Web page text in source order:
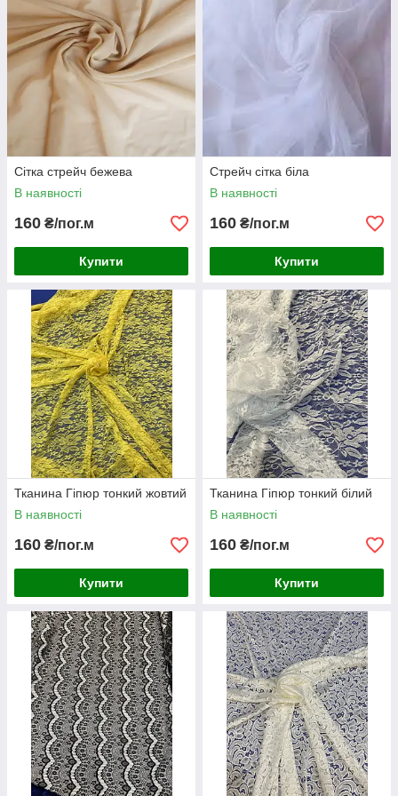
Сітка стрейч бежева
В наявності
160 ₴/пог.м
Купити
Стрейч сітка біла
В наявності
160 ₴/пог.м
Купити
Тканина Гіпюр тонкий жовтий
В наявності
160 ₴/пог.м
Купити
Тканина Гіпюр тонкий білий
В наявності
160 ₴/пог.м
Купити